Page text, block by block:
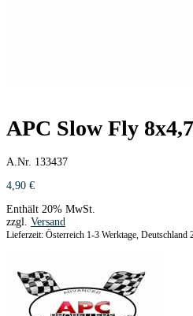
APC Slow Fly 8x4,7
A.Nr. 133437
4,90 €
Enthält 20% MwSt.
zzgl. Versand
Lieferzeit: Österreich 1-3 Werktage, Deutschland